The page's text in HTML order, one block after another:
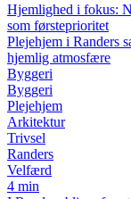
Hjemlighed i fokus:
som førsteprioritet
Plejehjem i Randers
hjemlig atmosfære
Byggeri
Byggeri
Plejehjem
Arkitektur
Trivsel
Randers
Velfærd
4 min